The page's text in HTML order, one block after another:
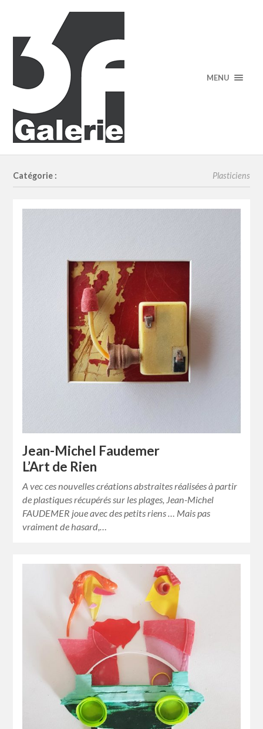
MENU
Catégorie : Plasticiens
Jean-Michel Faudemer
L’Art de Rien
A vec ces nouvelles créations abstraites réalisées à partir
de plastiques récupérés sur les plages, Jean-Michel
FAUDEMER joue avec des petits riens … Mais pas
vraiment de hasard,…